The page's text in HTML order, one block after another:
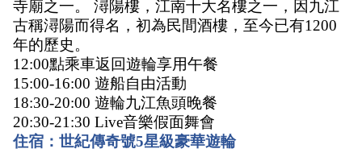
寺廟之一。 潯陽樓，江南十大名樓之一，因九江
古稱潯陽而得名，初為民間酒樓，至今已有1200
年的歷史。
12:00點乘車返回遊輪享用午餐
15:00-16:00 遊船自由活動
18:30-20:00 遊輪九江魚頭晚餐
20:30-21:30 Live音樂假面舞會
住宿：世紀傳奇號5星級豪華遊輪